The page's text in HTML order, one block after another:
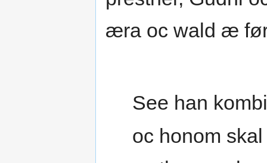
æra oc wald æ
See han
oc honom